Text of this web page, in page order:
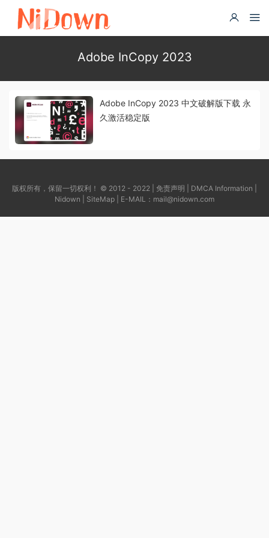
Adobe InCopy 2023
Adobe InCopy 2023 中文破解版下载 永
久激活稳定版
版权所有，保留一切权利！ © 2012 - 2022 | 免责声明 DMCA Information
Nidown
SiteMap | E-MAIL： mail@nidown.com